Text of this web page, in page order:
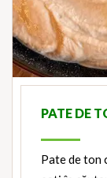
PATE DE
Pate de ton